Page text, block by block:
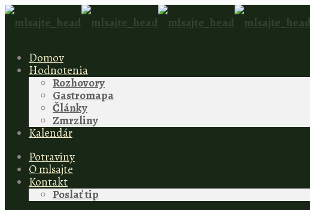
Domov
Hodnotenia
Rozhovory
Gastromapa
Články
Zmrzliny
Kalendár
Potraviny
O mlsajte
Kontakt
Poslať tip